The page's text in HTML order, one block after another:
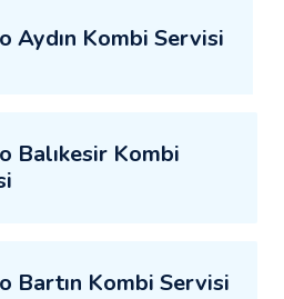
Aydın Kombi Servisi
Balıkesir Kombi
Bartın Kombi Servisi